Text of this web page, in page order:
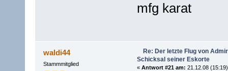
mfg karat
waldi44
Stammmitglied
Re: Der letzte Flug von
Schicksal seiner Eskorte
« Antwort #21 am: 21.12.08